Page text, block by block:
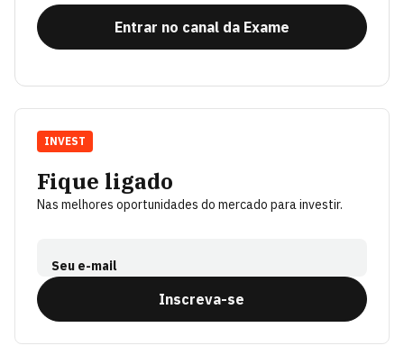
Entrar no canal da Exame
Fique ligado
Nas melhores oportunidades do mercado para investir.
Seu e-mail
Inscreva-se
INVEST